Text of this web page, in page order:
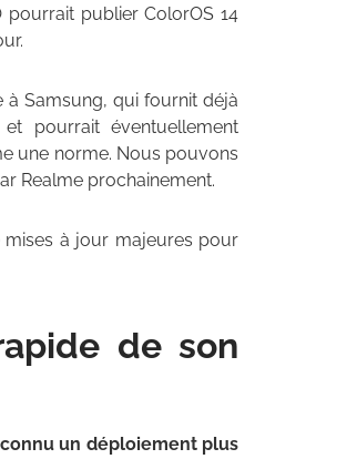
pourrait publier ColorOS 14
Samsung, qui fournit déjà
pourrait éventuellement
une norme. Nous pouvons
Realme prochainement.
mises à jour majeures pour
de son
connu un déploiement plus